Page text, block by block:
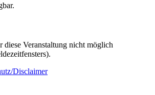
diese Veranstaltung nicht möglich
Disclaimer